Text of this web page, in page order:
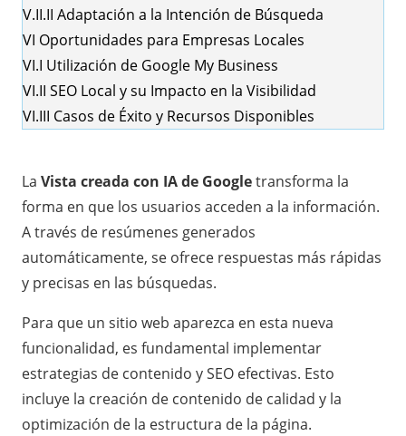
V.II.II Adaptación a la Intención de Búsqueda
VI Oportunidades para Empresas Locales
VI.I Utilización de Google My Business
VI.II SEO Local y su Impacto en la Visibilidad
VI.III Casos de Éxito y Recursos Disponibles
La Vista creada con IA de Googletransforma la
forma en que los usuarios acceden a la información.
A través de resúmenes generados
automáticamente, se ofrece respuestas más rápidas
y precisas en las búsquedas.
Para que un sitio web aparezca en esta nueva
funcionalidad, es fundamental implementar
estrategias de contenido y SEO efectivas. Esto
incluye la creación de contenido de calidad y la
optimización de la estructura de la página.